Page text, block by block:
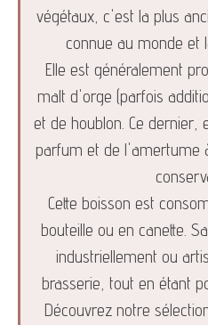
végétaux, c'est la plus
connue au monde et
Elle est généralement
malt d'orge (parfois
et de houblon. Ce dernier,
parfum et de l'amertume
Cette boisson est
bouteille ou en canette.
industriellement ou
brasserie, tout en étant
Découvrez notre